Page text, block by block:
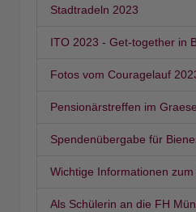
Stadtradeln 2023
ITO 2023 - Get-together in
Fotos vom Couragelauf
Pensionärstreffen im
Spendenübergabe für
Wichtige Informationen
Als Schülerin an die FH